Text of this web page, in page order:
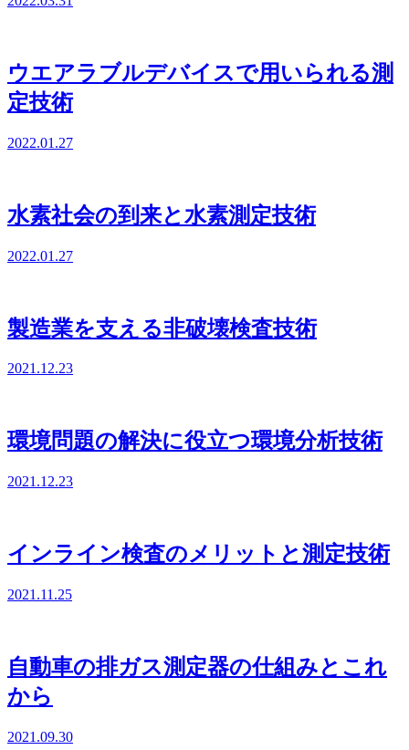
ウエアラブルデバイスで用いられる測
定技術
2022.01.27
水素社会の到来と水素測定技術
2022.01.27
製造業を支える非破壊検査技術
2021.12.23
環境問題の解決に役立つ環境分析技術
2021.12.23
インライン検査のメリットと測定技術
2021.11.25
自動車の排ガス測定器の仕組みとこれ
から
2021.09.30